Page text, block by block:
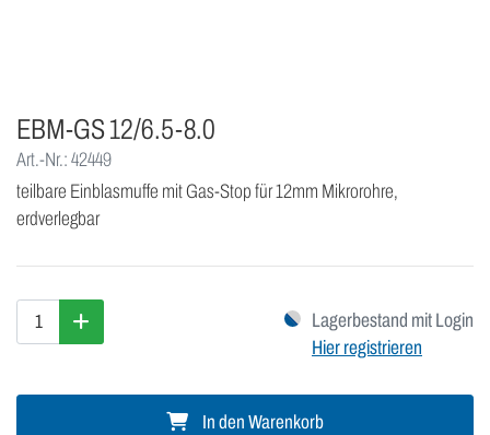
EBM-GS 12/6.5-8.0
Art.-Nr.: 42449
teilbare Einblasmuffe mit Gas-Stop für 12mm Mikrorohre,
erdverlegbar
Lagerbestand mit Login
Hier registrieren
In den Warenkorb